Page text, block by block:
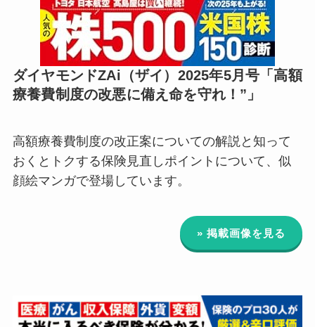
ダイヤモンドZAi（ザイ）2025年5月号「高額
療養費制度の改悪に備え命を守れ！”」
高額療養費制度の改正案についての解説と知って
おくとトクする保険見直しポイントについて、似
顔絵マンガで登場しています。
» 掲載画像を見る